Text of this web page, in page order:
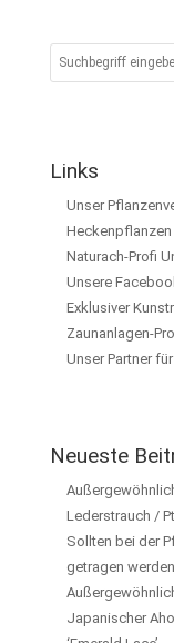
Links
Unser
Heckenpflanzen
Naturach-Profi
Unsere
Exklusiver
Zaunanlagen-
Unser Partner
Neueste
Lederstrauch /
Sollten bei der
getragen
Japanischer